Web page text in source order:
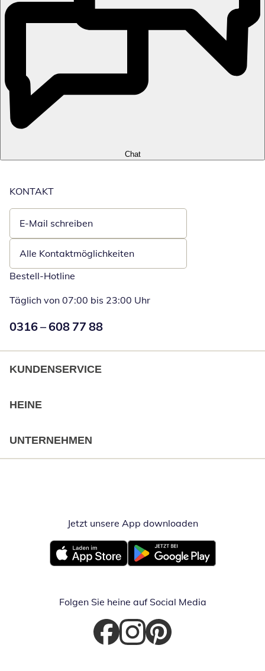
Chat
KONTAKT
E-Mail schreiben
Öffnet E-Mail-Client
Alle Kontaktmöglichkeiten
Bestell-Hotline
Täglich von 07:00 bis 23:00 Uhr
Numéro de téléphone:
0316 – 608 77 88
KUNDENSERVICE
HEINE
UNTERNEHMEN
Jetzt unsere App downloadenÖffnet in
Öffnet in neuem FensterÖffnet in neuem Fenster
Folgen Sie heine auf Social Media
Öffnet in neuem Fenster
Öffnet in neuem Fenster
Öffnet in neuem Fenster